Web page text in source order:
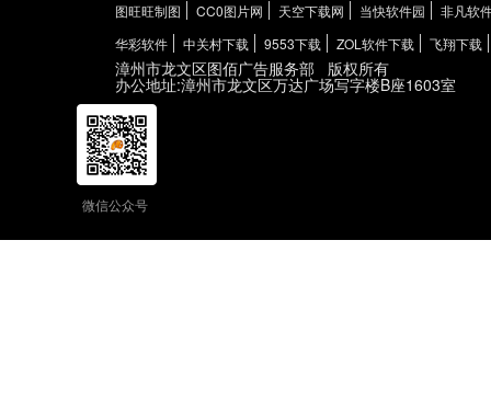
图旺旺制图
CC0图片网 天空下载网 当快软件园
非凡软
华彩软件
中关村下载 9553下载 ZOL软件下载 飞翔下载
漳州市龙文区图佰广告服务部 版权所有
办公地址:漳州市龙文区万达广场写字楼B座1603室
微信公众号